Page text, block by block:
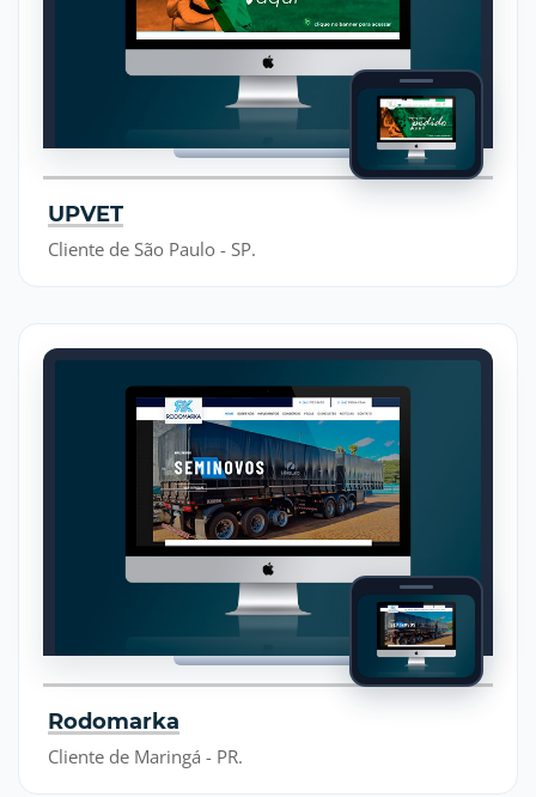
UPVET
Cliente de São Paulo - SP.
Rodomarka
Cliente de Maringá - PR.